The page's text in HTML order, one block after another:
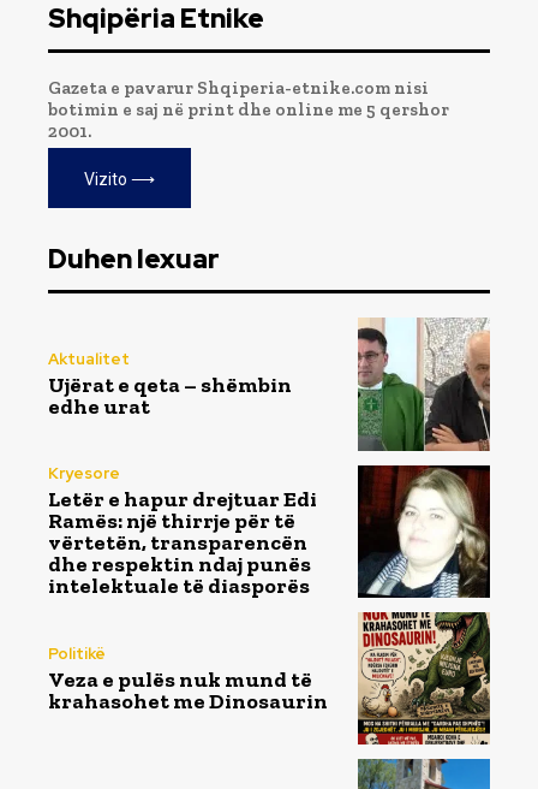
Shqipëria Etnike
Gazeta e pavarur Shqiperia-etnike.com nisi
botimin e saj në print dhe online me 5 qershor
2001.
Vizito ⟶
Duhen lexuar
Aktualitet
Ujërat e qeta – shëmbin
edhe urat
Kryesore
Letër e hapur drejtuar Edi
Ramës: një thirrje për të
vërtetën, transparencën
dhe respektin ndaj punës
intelektuale të diasporës
Politikë
Veza e pulës nuk mund të
krahasohet me Dinosaurin